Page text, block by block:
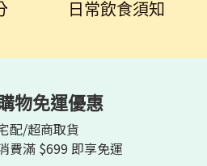
日常飲食須知
物免運優惠
配/超商取貨
費滿 $699 即享免運